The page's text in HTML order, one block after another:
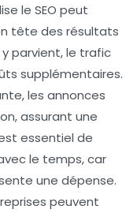
le SEO peut
tête des résultats
y parvient, le trafic
supplémentaires.
les annonces
assurant une
essentiel de
le temps, car
une dépense.
peuvent